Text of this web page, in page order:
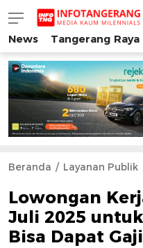
INFO TANGERANG
Media Kaum
News Tangerang Raya
Beranda Layanan Publik
Lowongan
Juli 2025
Bisa Dapat